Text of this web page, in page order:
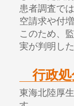
患者調査で
空請求や付
このため、
実が判明した
行政処
東海北陸厚